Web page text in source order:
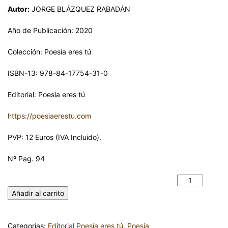
Autor: JORGE BLÁZQUEZ RABADÁN
Año de Publicación: 2020
Colección: Poesía eres tú
ISBN-13: 978-84-17754-31-0
Editorial: Poesía eres tú
https://poesiaerestu.com
PVP: 12 Euros (IVA Incluido).
Nº Pag. 94
Añadir al carrito
Categorías: Editorial Poesía eres tú, Poesía